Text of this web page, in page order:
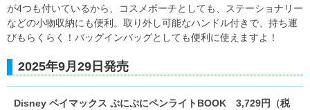
が4つも付いているから、コスメポーチとしても、ステーショナリー
などの小物収納にも便利。取り外し可能なハンドル付きで、持ち運
びもらくらく！バッグインバッグとしても便利に使えますよ！
2025年9月29日発売
Disney ベイマックス ぷにぷにペンライトBOOK 3,729円（税